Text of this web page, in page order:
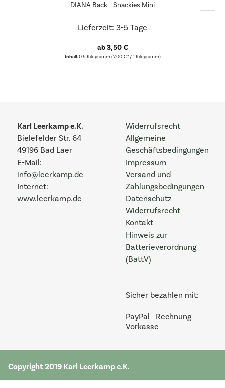
DIANA Back - Snackies Mini
Lieferzeit: 3-5 Tage
ab 3,50 €
Inhalt0.5 Kilogramm(7,00 € * / 1 Kilogramm)
Widerrufsrecht
Allgemeine
Geschäftsbedingungen
Impressum
Versand und
Zahlungsbedingungen
Datenschutz
Widerrufsrecht
Kontakt
Hinweis zur
Batterieverordnung
(BattV)
Sicher bezahlen mit:
PayPal
Rechnung
Vorkasse
Karl Leerkamp e.K.
Bielefelder Str. 64
49196 Bad Laer
E-Mail:
info@leerkamp.de
Internet:
www.leerkamp.de
Copyright 2019 Karl Leerkamp e.K.